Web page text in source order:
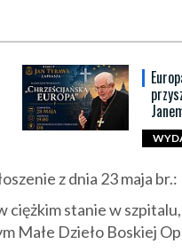
z dnia 23 maja br.:
ciężkim stanie w
Małe Dzieło Boskiej